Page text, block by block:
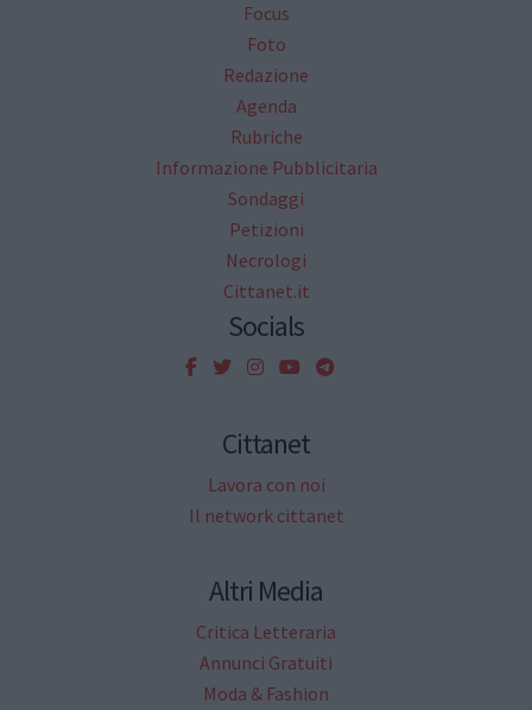
Focus
Foto
Redazione
Agenda
Rubriche
Informazione Pubblicitaria
Sondaggi
Petizioni
Necrologi
Cittanet.it
Socials
Cittanet
Lavora con noi
Il network cittanet
Altri Media
Critica Letteraria
Annunci Gratuiti
Moda & Fashion